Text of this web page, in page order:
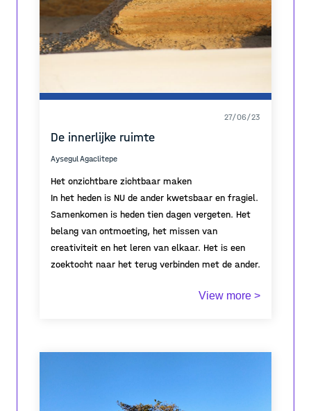
27/06/23
De innerlijke ruimte
Aysegul Agaclitepe
Het onzichtbare zichtbaar maken
In het heden is NU de ander kwetsbaar en fragiel.
Samenkomen is heden tien dagen vergeten. Het
belang van ontmoeting, het missen van
creativiteit en het leren van elkaar. Het is een
zoektocht naar het terug verbinden met de ander.
anders is, een heterotopie van zijn tijd.Een
ontmoetingsplek.
De publieke ruimte bestaat niet
essentieel, maar deze wordt vandaag de dag
View more >